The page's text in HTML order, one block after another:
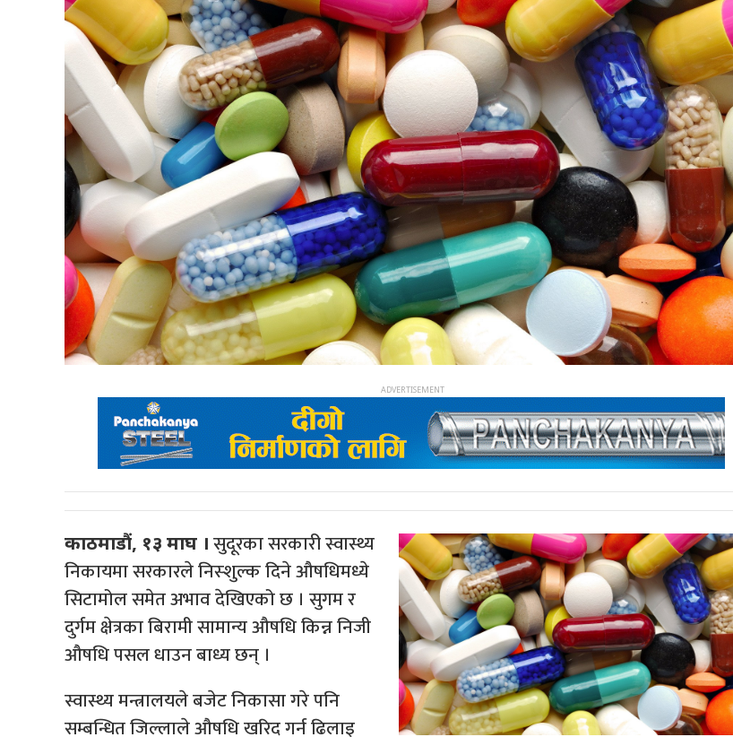
काठमाडौं, १३ माघ । सुदूरका सरकारी स्वास्थ्य
निकायमा सरकारले निस्शुल्क दिने औषधिमध्ये
सिटामोल समेत अभाव देखिएको छ । सुगम र
दुर्गम क्षेत्रका बिरामी सामान्य औषधि किन्न निजी
औषधि पसल धाउन बाध्य छन् ।
स्वास्थ्य मन्त्रालयले बजेट निकासा गरे पनि
सम्बन्धित जिल्लाले औषधि खरिद गर्न ढिलाइ